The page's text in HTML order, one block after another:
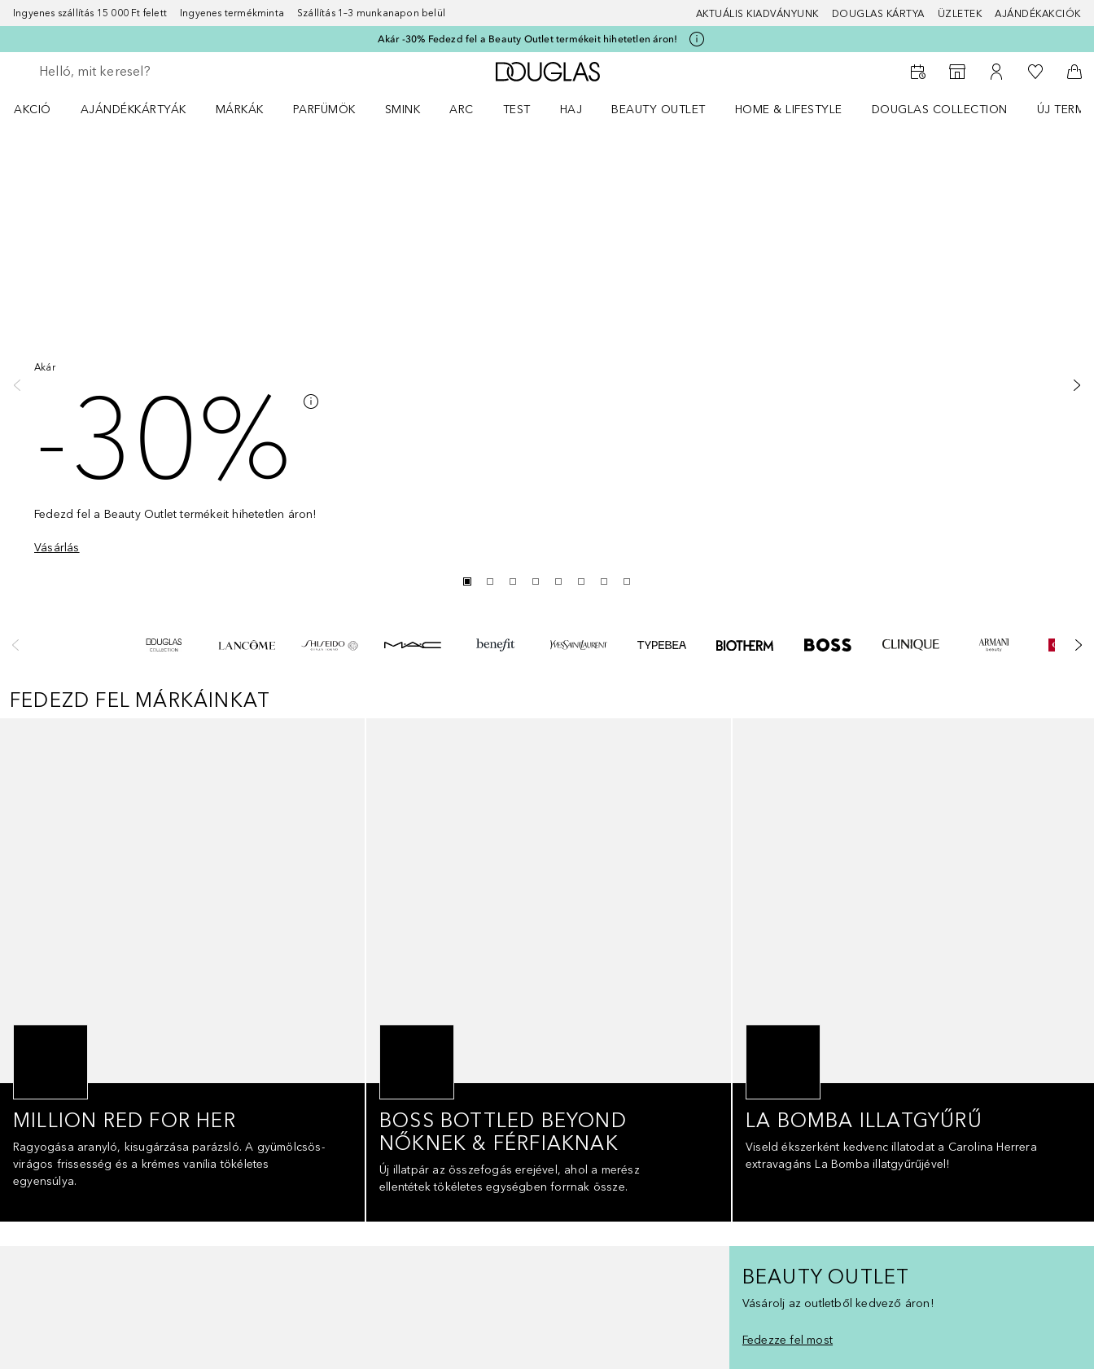
Ingyenes szállítás 15 000 Ft felett Ingyenes termékminta Szállítás 1–3 munkanapon belül AKTUÁLIS KIADVÁNYUNK DOUGLAS KÁRTYA ÜZLETEK AJÁNDÉKAKCIÓK
Akár -30% Fedezd fel a Beauty Outlet termékeit hihetetlen áron!
Menj vissza
Keresés végrehajtása
A Douglas Főoldalra
Az üzletkeresőhöz
A fiókomhoz
A
AKCIÓ
AJÁNDÉKKÁRTYÁK
MÁRKÁK
PARFÜMÖK
SMINK
ARC
TEST
HAJ
BEAUTY OUTLET
HOME & LIFESTYLE
DOUGLAS COLLECTION
ÚJ
Akár
-30%
Fedezd fel a Beauty Outlet termékeit hihetetlen áron!
Vásárlás
FEDEZD FEL MÁRKÁINKAT
MILLION RED FOR HER
Ragyogása aranyló, kisugárzása parázsló. A gyümölcsös-
virágos frissesség és a krémes vanília tökéletes
egyensúlya.
BOSS BOTTLED BEYOND
NŐKNEK & FÉRFIAKNAK
Új illatpár az összefogás erejével, ahol a merész
ellentétek tökéletes egységben forrnak össze.
LA BOMBA ILLATGYŰRŰ
Viseld ékszerként kedvenc illatodat a Carolina Herrera
extravagáns La Bomba illatgyűrűjével!
BEAUTY OUTLET
Vásárolj az outletből kedvező áron!
Fedezze fel most